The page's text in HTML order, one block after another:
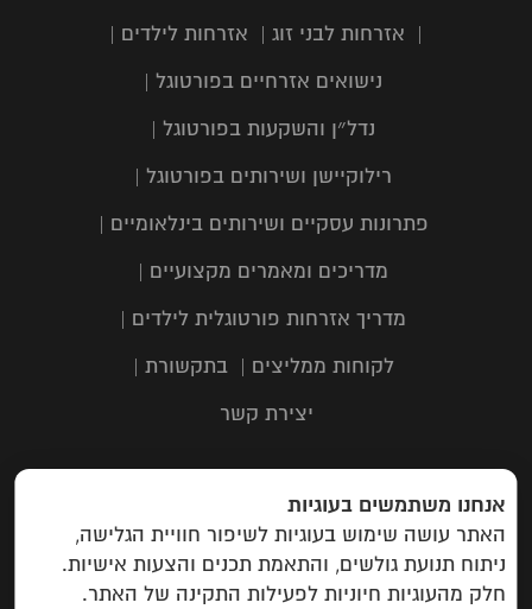
|
אזרחות לבני זוג | אזרחות לילדים |
נישואים אזרחיים בפורטוגל |
נדל״ן והשקעות בפורטוגל |
רילוקיישן ושירותים בפורטוגל |
פתרונות עסקיים ושירותים בינלאומיים |
מדריכים ומאמרים מקצועיים |
מדריך אזרחות פורטוגלית לילדים |
לקוחות ממליצים | בתקשורת |
יצירת קשר
כתובת: תבור 116, שוהם | טלפון:
6323303| מייל:
info@campuspas.com
אנחנו משתמשים בעוגיות
האתר עושה שימוש בעוגיות לשיפור חוויית הגלישה,
ניתוח תנועת גולשים, והתאמת תכנים והצעות אישיות.
חלק מהעוגיות חיוניות לפעילות התקינה של האתר.